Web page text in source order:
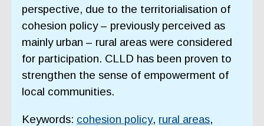
perspective, due to the territorialisation of
cohesion policy – previously perceived as
mainly urban – rural areas were considered
for participation. CLLD has been proven to
strengthen the sense of empowerment of
local communities.
Keywords: cohesion policy, rural areas,